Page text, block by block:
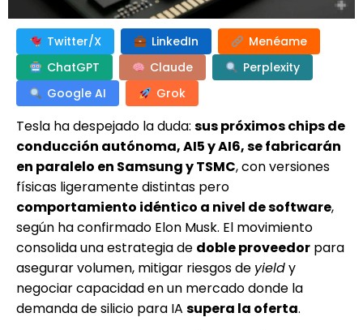
Twitter/X LinkedIn
Menéame
ChatGPT
Claude
Perplexity
Google AI
Grok
Tesla ha despejado la duda: sus próximos chips de
conducción autónoma, AI5 y AI6, se fabricarán
en paralelo en Samsung y TSMC, con versiones
físicas ligeramente distintas pero
comportamiento idéntico a nivel de software,
según ha confirmado Elon Musk. El movimiento
consolida una estrategia de doble proveedor para
asegurar volumen, mitigar riesgos de yieldy
negociar capacidad en un mercado donde la
demanda de silicio para IA supera la oferta.